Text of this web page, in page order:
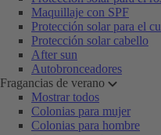
Maquillaje con SPF
Protección solar para el
Protección solar cabello
After sun
Autobronceadores
Fragancias de verano
Mostrar todos
Colonias para mujer
Colonias para hombre